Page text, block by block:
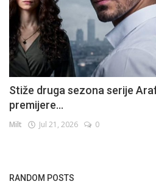
Stiže druga sezona serije
premijere...
Milt Jul 21, 2026 0
RANDOM POSTS